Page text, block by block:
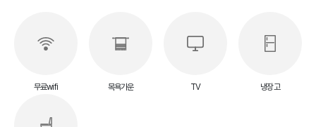
무료wifi 목욕가운 TV 냉장고